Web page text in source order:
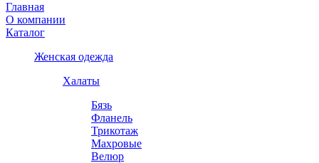
Главная
О компании
Каталог
Женская одежда
Халаты
Бязь
Фланель
Трикотаж
Махровые
Велюр